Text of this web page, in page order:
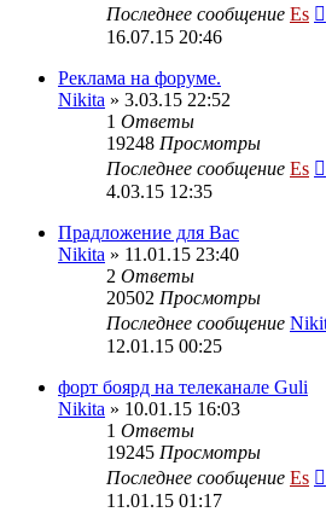
Последнее сообщение Es
16.07.15 20:46
Реклама на форуме.
Nikita » 3.03.15 22:52
1 Ответы
19248 Просмотры
Последнее сообщение Es
4.03.15 12:35
Прадложение для Вас
Nikita » 11.01.15 23:40
2 Ответы
20502 Просмотры
Последнее сообщение
12.01.15 00:25
форт боярд на телеканале Guli
Nikita » 10.01.15 16:03
1 Ответы
19245 Просмотры
Последнее сообщение Es
11.01.15 01:17